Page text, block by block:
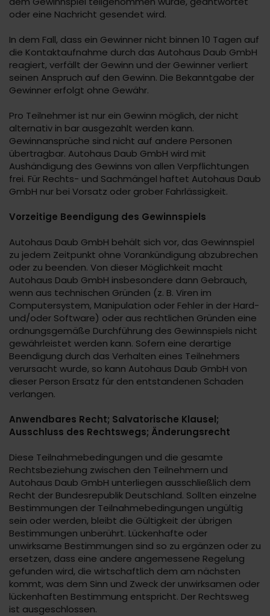
oder eine Nachricht gesendet wird.
In dem Fall, dass ein Gewinner nicht binnen 10 Tagen auf
die Kontaktaufnahme durch das Autohaus Daub GmbH
reagiert, verfällt der Gewinn und der Gewinner verliert
seinen Anspruch auf den Gewinn. Die Bekanntgabe der
Gewinner erfolgt ohne Gewähr.
Pro Teilnehmer ist nur ein Gewinn möglich, der nicht
alternativ in bar ausgezahlt werden kann.
Gewinnansprüche sind nicht auf andere Personen
übertragbar. Autohaus Daub GmbH wird mit
Aushändigung des Gewinns von allen Verpflichtungen
frei. Für Rechts- und Sachmängel haftet Autohaus Daub
GmbH nur bei Vorsatz oder grober Fahrlässigkeit.
Vorzeitige Beendigung des Gewinnspiels
Autohaus Daub GmbH behält sich vor, das Gewinnspiel
zu jedem Zeitpunkt ohne Vorankündigung abzubrechen
oder zu beenden. Von dieser Möglichkeit macht
Autohaus Daub GmbH insbesondere dann Gebrauch,
wenn aus technischen Gründen (z. B. Viren im
Computersystem, Manipulation oder Fehler in der Hard-
und/oder Software) oder aus rechtlichen Gründen eine
ordnungsgemäße Durchführung des Gewinnspiels nicht
gewährleistet werden kann. Sofern eine derartige
Beendigung durch das Verhalten eines Teilnehmers
verursacht wurde, so kann Autohaus Daub GmbH von
dieser Person Ersatz für den entstandenen Schaden
verlangen.
Anwendbares Recht; Salvatorische Klausel;
Ausschluss des Rechtswegs; Änderungsrecht
Diese Teilnahmebedingungen und die gesamte
Rechtsbeziehung zwischen den Teilnehmern und
Autohaus Daub GmbH unterliegen ausschließlich dem
Recht der Bundesrepublik Deutschland. Sollten einzelne
Bestimmungen der Teilnahmebedingungen ungültig
sein oder werden, bleibt die Gültigkeit der übrigen
Bestimmungen unberührt. Lückenhafte oder
unwirksame Bestimmungen sind so zu ergänzen oder zu
ersetzen, dass eine andere angemessene Regelung
gefunden wird, die wirtschaftlich dem am nächsten
kommt, was dem Sinn und Zweck der unwirksamen oder
lückenhaften Bestimmung entspricht. Der Rechtsweg
ist ausgeschlossen.